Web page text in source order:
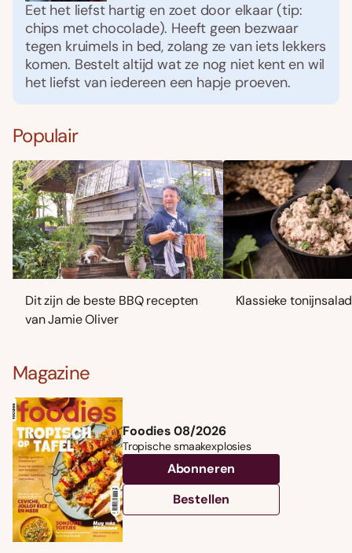
Eet het liefst hartig en zoet door elkaar (tip:
chips met chocolade). Heeft geen bezwaar
tegen kruimels in bed, zolang ze van iets lekkers
komen. Bestelt altijd wat ze nog niet kent en wil
het liefst van iedereen een hapje proeven.
Populair
Dit zijn de beste BBQ recepten
van Jamie Oliver
Klassieke
Magazine
Foodies 08/2026
Tropische smaakexplosies
Abonneren
Bestellen